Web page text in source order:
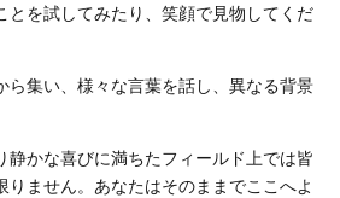
とを試してみたり、笑顔で見物してくだ
ら集い、様々な言葉を話し、異なる背景
静かな喜びに満ちたフィールド上では皆
りません。あなたはそのままでここへよ